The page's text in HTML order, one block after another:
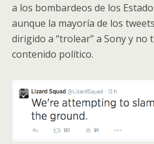
a los bombardeos de los
aunque la mayoría de los
dirigido a “trolear” a Sony y no
contenido político.